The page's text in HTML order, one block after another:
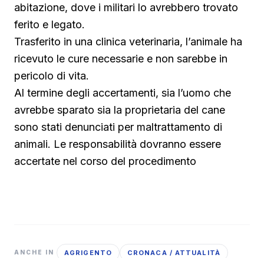
abitazione, dove i militari lo avrebbero trovato
ferito e legato.
Trasferito in una clinica veterinaria, l’animale ha
ricevuto le cure necessarie e non sarebbe in
pericolo di vita.
Al termine degli accertamenti, sia l’uomo che
avrebbe sparato sia la proprietaria del cane
sono stati denunciati per maltrattamento di
animali. Le responsabilità dovranno essere
accertate nel corso del procedimento
ANCHE IN AGRIGENTO CRONACA / ATTUALITÀ